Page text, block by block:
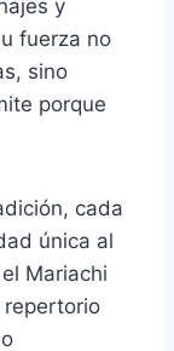
y
fuerza no
sino
porque
cada
única al
Mariachi
repertorio